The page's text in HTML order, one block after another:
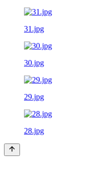
31.jpg
30.jpg
29.jpg
28.jpg